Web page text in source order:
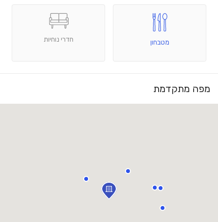
מטבחון חדרי נוחיות
מפה מתקדמת